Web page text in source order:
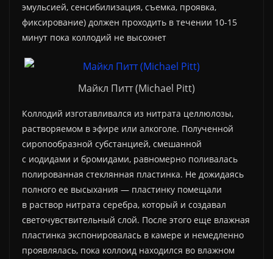
эмульсией, сенсибилизация, съемка, проявка,
фиксирование) должен проходить в течении 10-15
минут пока коллодий не высохнет
Майкл Питт (Michael Pitt)
Коллодий изготавливался из нитрата целлюлозы,
растворяемом в эфире или алкоголе. Полученной
сиропообразной субстанцией, смешанной
с иодидами и бромидами, равномерно поливалась
полированная стеклянная пластинка. Не дожидаясь
полного ее высыхания — пластинку помещали
в раствор нитрата серебра, который и создавал
светочувствительный слой. После этого еще влажная
пластинка экспонировалась в камере и немедленно
проявлялась, пока коллоид находился во влажном